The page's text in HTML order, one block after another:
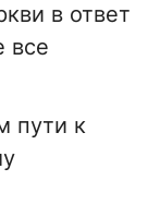
в ответ
все
пути к